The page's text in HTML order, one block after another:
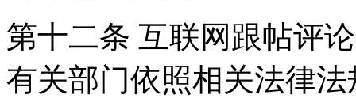
第十二条 互联网跟帖评
有关部门依照相关法律